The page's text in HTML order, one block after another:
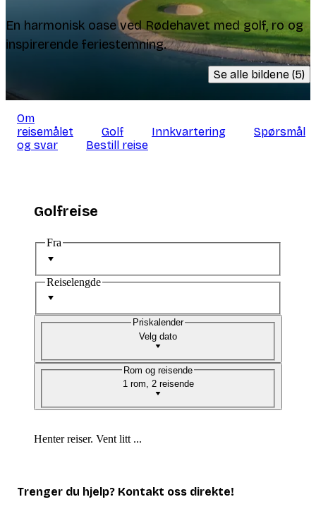
En harmonisk oase ved Rødehavet med golf, ro og
inspirerende feriestemning.
Se alle bildene (5)
Om
reisemålet
Golf Innkvartering
Spørsmål
og svar
Bestill reise
Golfreise
Fra
Reiselengde
Velg dato
Priskalender
1 rom, 2 reisende
Rom og reisende
Henter reiser. Vent litt ...
Trenger du hjelp? Kontakt oss direkte!